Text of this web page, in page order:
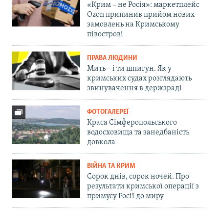
«Крим – не Росія»: маркетплейс
Ozon припинив прийом нових
замовлень на Кримському
півострові
ПРАВА ЛЮДИНИ
Мить – і ти шпигун. Як у
кримських судах розглядають
звинувачення в держзраді
ФОТОГАЛЕРЕЇ
Краса Сімферопольського
водосховища та занедбаність
довкола
ВІЙНА ТА КРИМ
Сорок днів, сорок ночей. Про
результати кримської операції з
примусу Росії до миру